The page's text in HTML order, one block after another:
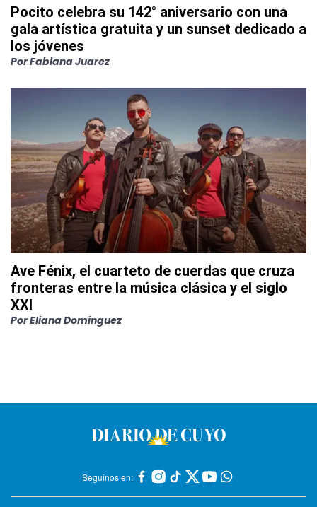
Pocito celebra su 142° aniversario con una
gala artística gratuita y un sunset dedicado a
los jóvenes
PorFabiana Juarez
Ave Fénix, el cuarteto de cuerdas que cruza
fronteras entre la música clásica y el siglo
XXI
PorEliana Dominguez
Seguinos en: